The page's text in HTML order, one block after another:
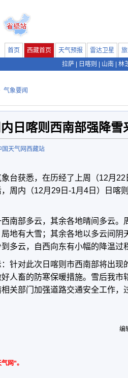
首页 西藏首页 天气预报 雷达卫星
拉萨
日喀则 山南 林
气象要闻
日喀则西南部强降雪
国天气网西藏站
获悉，在历经了上周（12月22
周内（12月29日-1月4日）日喀
部多云，其余各地晴间多云。
地有大雪；其余各地以多云间阴
多云，自西向东有小幅的降温过
对此次日喀则市西南部将出现
人畜的防寒保暖措施。雪后我市
关部门加强道路交通安全工作，
编
网”。